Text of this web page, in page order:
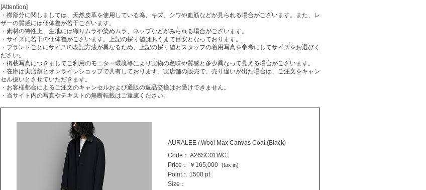
[Attention]
・襟部分に関しましては、天然皮革を使用している為、キズ、シワや血筋などが見られる場合がございます。また、レ
ザーの質感には個体差が若干ございます。
・素材の特性上、生地には織りムラや染めムラ、ネップなどがみられる場合がございます。
・サイズに若干の個体差がございます。上記の採寸値はあくまで目安となっております。
・ブランドごとにサイズの表記方法が異なるため、上記の採寸値とスタッフの着用写真を参考にしてサイズをお選びく
ださい。
・掲載写真につきましてご利用のモニター環境等により実物の色味や質感と多少異なって見える場合がございます。
・在庫は実店舗とオンラインショップで共有しております。実店舗の販売で、売り違いが出た場合は、ご注文をキャン
セル扱いとさせていただきます。
・お客様都合によるご注文のキャンセルおよび通販の返品交換はお受けできません。
・当サイト内の写真やテキストの無断転載はご遠慮ください。
AURALEE / Wool Max Canvas Coat (Black)
Code： A26SC01WC
Price：
￥165,000 (tax in)
Point：
1500 pt
Size ：